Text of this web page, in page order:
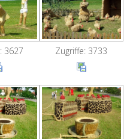
3627 Zugriffe: 3733